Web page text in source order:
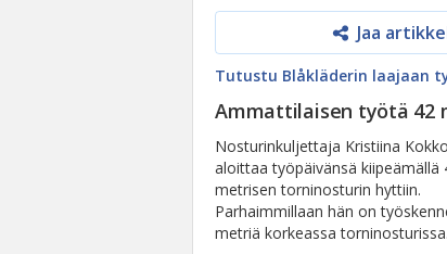
Jaa
Tutustu Blåkläderin laajaan
Ammattilaisen työtä 42
Nosturinkuljettaja Kristiina
aloittaa työpäivänsä kiipeämällä
metrisen torninosturin hyttiin.
Parhaimmillaan hän on
metriä korkeassa torninosturissa.